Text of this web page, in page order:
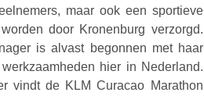
maar ook een sportieve
door Kronenburg verzorgd.
is alvast begonnen met haar
hier in Nederland.
vindt de KLM Curacao Marathon